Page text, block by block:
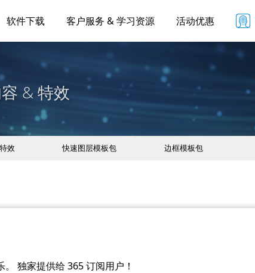
软件下载 客户服务 & 学习资源 活动优惠
& 特效
效 快速图层模板包 边框模板包
独家提供给 365 订阅用户！